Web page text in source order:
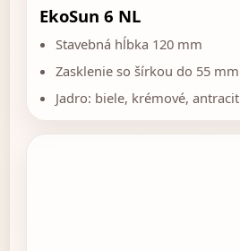
EkoSun 6 NL
Stavebná hĺbka 120 mm
Zasklenie so šírkou do 55 mm
Jadro: biele, krémové, antracit